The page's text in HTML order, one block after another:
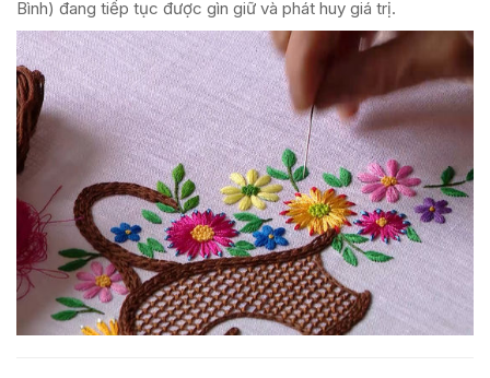
Bình) đang tiếp tục được gìn giữ và phát huy giá trị.